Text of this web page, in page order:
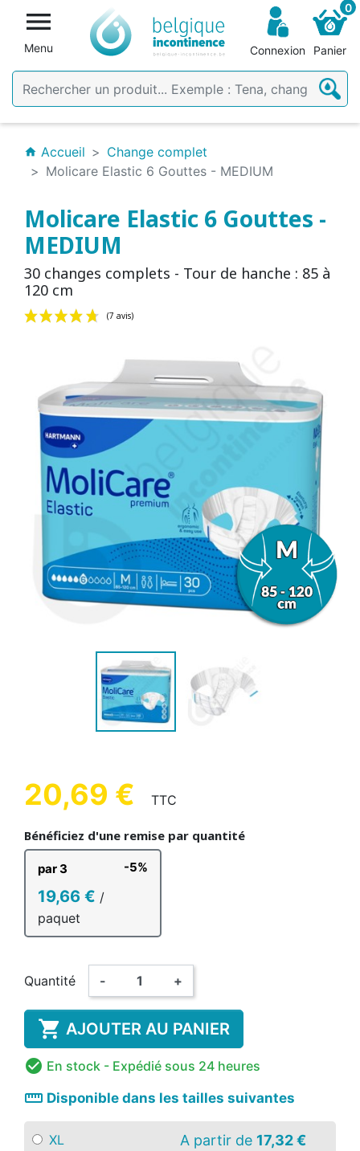

Menu Connexion
0
Panier
home Accueil
Change complet
Molicare Elastic 6 Gouttes - MEDIUM
Molicare Elastic 6 Gouttes -
MEDIUM
30 changes complets - Tour de hanche : 85 à
120 cm
20,69 € TTC
Bénéficiez d'une remise par quantité
par 3 -5%
19,66 € /
paquet
Quantité - +
 AJOUTER AU PANIER
 En stock - Expédié sous 24 heures
straighten Disponible dans les tailles suivantes
XL A partir de 17,32 €